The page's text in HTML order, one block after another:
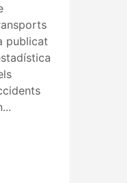
publicat